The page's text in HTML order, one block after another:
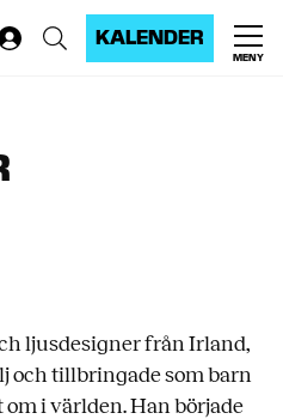
KALENDER
MENY
ljusdesigner från Irland,
och tillbringade som barn
i världen. Han började